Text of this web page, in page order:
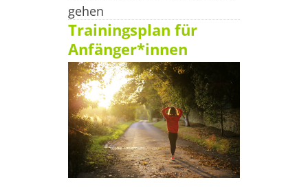
gehen
Trainingsplan für
Anfänger*innen